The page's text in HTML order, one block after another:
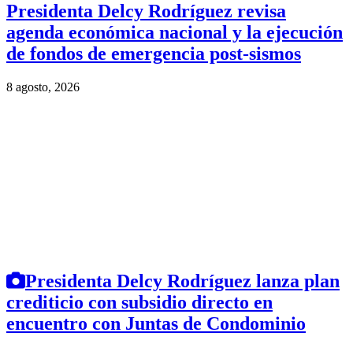
Presidenta Delcy Rodríguez revisa
agenda económica nacional y la ejecución
de fondos de emergencia post-sismos
8 agosto, 2026
Presidenta Delcy Rodríguez lanza plan
crediticio con subsidio directo en
encuentro con Juntas de Condominio